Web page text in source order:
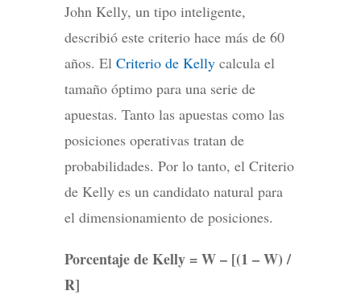
John Kelly, un tipo inteligente,
describió este criterio hace más de 60
años. El Criterio de Kelly calcula el
tamaño óptimo para una serie de
apuestas. Tanto las apuestas como las
posiciones operativas tratan de
probabilidades. Por lo tanto, el Criterio
de Kelly es un candidato natural para
el dimensionamiento de posiciones.
Porcentaje de Kelly = W – [(1 – W) /
R]